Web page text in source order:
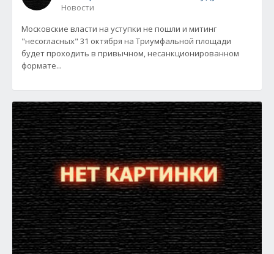
Новости
Московские власти на уступки не пошли и митинг
"несогласных" 31 октября на Триумфальной площади
будет проходить в привычном, несанкционированном
формате...